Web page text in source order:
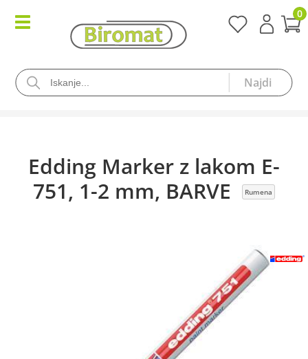
0
Edding Marker z lakom E-
751, 1-2 mm, BARVE
Rumena